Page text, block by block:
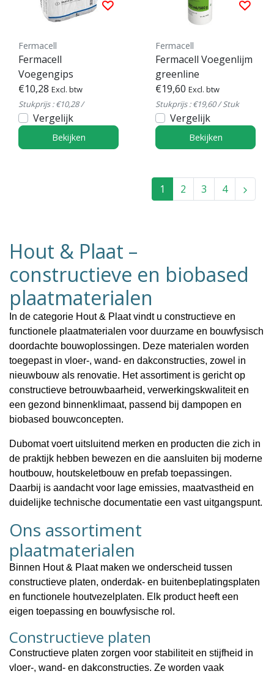
Fermacell
Fermacell
Voegengips
€10,28 Excl. btw
Stukprijs : €10,28 /
Vergelijk
Bekijken
Fermacell
Fermacell Voegenlijm
greenline
€19,60 Excl. btw
Stukprijs : €19,60 / Stuk
Vergelijk
Bekijken
1 2 3 4
Hout & Plaat –
constructieve en biobased
plaatmaterialen
In de categorie Hout & Plaatvindt u constructieve en
functionele plaatmaterialen voor duurzame en bouwfysisch
doordachte bouwoplossingen. Deze materialen worden
toegepast in vloer-, wand- en dakconstructies, zowel in
nieuwbouw als renovatie. Het assortiment is gericht op
constructieve betrouwbaarheid, verwerkingskwaliteiten
een gezond binnenklimaat, passend bij dampopen en
biobased bouwconcepten.
Dubomat voert uitsluitend merken en producten die zich in
de praktijk hebben bewezen en die aansluiten bij moderne
houtbouw, houtskeletbouw en prefab toepassingen.
Daarbij is aandacht voor lage emissies, maatvastheid en
duidelijke technische documentatie een vast uitgangspunt.
Ons assortiment
plaatmaterialen
Binnen Hout & Plaat maken we onderscheid tussen
constructieve platen, onderdak- en buitenbeplatingsplaten
en functionele houtvezelplaten. Elk product heeft een
eigen toepassing en bouwfysische rol.
Constructieve platen
Constructieve platen zorgen voor stabiliteit en stijfheid in
vloer-, wand- en dakconstructies. Ze worden vaak